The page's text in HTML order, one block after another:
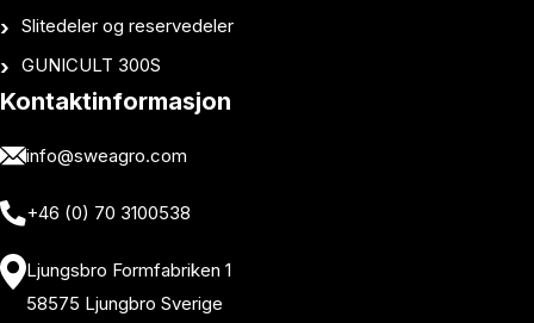
Slitedeler og reservedeler
GUNICULT 300S
Kontaktinformasjon
info@sweagro.com
+46 (0) 70 3100538
Ljungsbro Formfabriken 1
58575 Ljungbro Sverige